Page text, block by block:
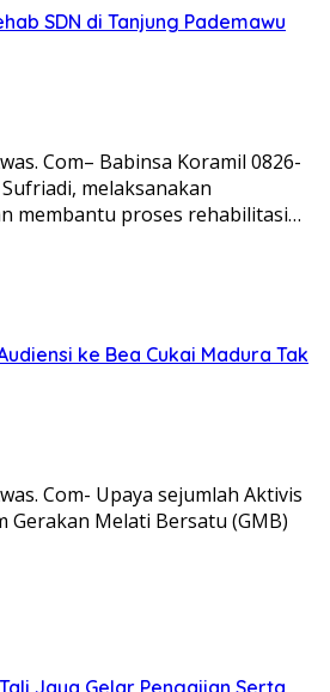
SDN di Tanjung Pademawu
Com– Babinsa Koramil 0826-
melaksanakan
membantu proses rehabilitasi…
ke Bea Cukai Madura Tak
Com- Upaya sejumlah Aktivis
Gerakan Melati Bersatu (GMB)
Jaya Gelar Pengajian Serta